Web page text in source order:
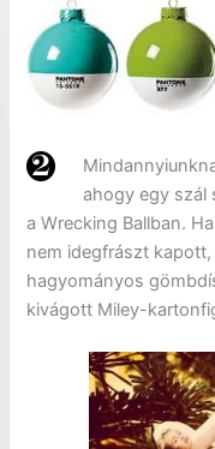
ahogy egy szál
a Wrecking Ballban.
nem idegfrászt
hagyományos
kivágott Miley-